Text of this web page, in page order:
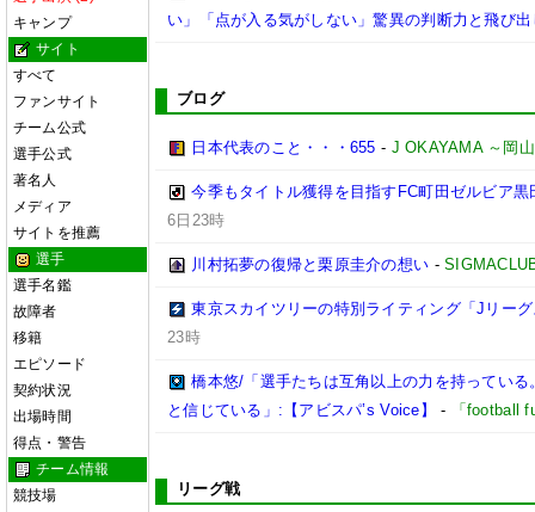
キャンプ
サイト
すべて
ファンサイト
チーム公式
選手公式
著名人
メディア
サイトを推薦
選手
選手名鑑
故障者
移籍
エピソード
契約状況
出場時間
得点・警告
チーム情報
競技場
い」「点が入る気がしない」驚異の判断力と飛び
ブログ
日本代表のこと・・・655 - J OKAYAMA ～岡
今季もタイトル獲得を目指すFC町田ゼルビア
6日23時
川村拓夢の復帰と栗原圭介の想い -
東京スカイツリーの特別ライティング「Jリー
23時
橋本悠/「選手たちは互角以上の力を持ってい
と信じている」:【アビスパ’s Voice】
- 「football
リーグ戦